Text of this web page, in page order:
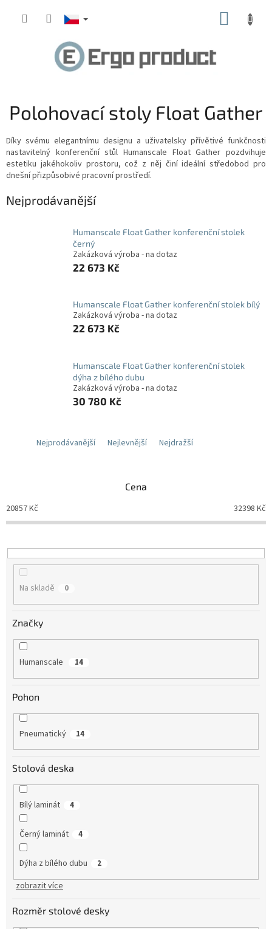
Polohovací stoly Float Gather
Díky svému elegantnímu designu a uživatelsky přívětivé funkčnosti
nastavitelný konferenční stůl Humanscale Float Gather pozdvihuje
estetiku jakéhokoliv prostoru, což z něj činí ideální středobod pro
dnešní přizpůsobivé pracovní prostředí.
Nejprodávanější
Humanscale Float Gather konferenční stolek
černý
Zakázková výroba - na dotaz
22 673 Kč
Humanscale Float Gather konferenční stolek bílý
Zakázková výroba - na dotaz
22 673 Kč
Humanscale Float Gather konferenční stolek
dýha z bílého dubu
Zakázková výroba - na dotaz
30 780 Kč
Nejprodávanější Nejlevnější Nejdražší
Cena
20857Kč 32398 Kč
Na skladě 0
Značky
Humanscale 14
Pohon
Pneumatický 14
Stolová deska
Bílý laminát 4
Černý laminát 4
Dýha z bílého dubu 2
zobrazit více
Rozměr stolové desky